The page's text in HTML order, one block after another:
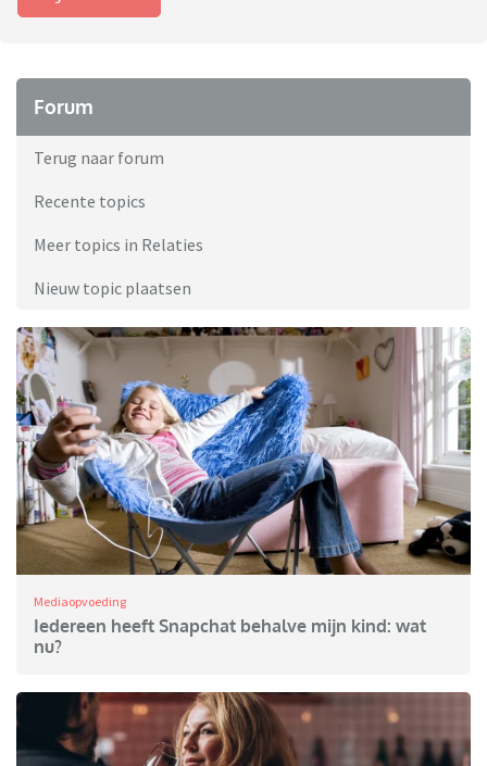
Forum
Terug naar forum
Recente topics
Meer topics in Relaties
Nieuw topic plaatsen
Mediaopvoeding
Iedereen heeft Snapchat behalve mijn kind: wat
nu?